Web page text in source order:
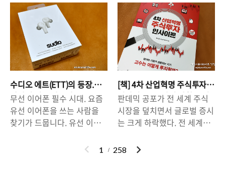
너이지만 보조금 100% 가능
한 (실제로는 100%아니지
만..) 모델Y RWD 차량을 한대
더 구입하고 싶을 정도로 매
력적인 가격입니다. 그래서
친구, 친척, 지인들에게 절호
의 기회(?)인 이번 5699 모델
Y 대란을 적극 활용..
적으로 '레퍼럴 코드(링크)'를
통해 차량을 구매할 경우 66
만원 추가 할인 + 3개월 EAP
기능 무료(500만원짜리 옵
션) 혜택이 제공되기 때문에
레퍼럴 코드를 이용해서 구매
하는 것이 유리합니다. - 66만
원 할인 레퍼럴코드 주소 :
https://www...
오 에트(SUDIO ETT)를 사용
하고 있었는데요, 이번에 T2
가 나왔다는 소식을 듣고
'T2'로 갈아탔습니다! '에트
(ETT)'도 분명 좋은 제품이지
만, T2를 귀에 꽂는 순간 갈아
타는 것으로 마음 먹었습니
다. * SUDIO T2 주요 스펙 *
- 작동 방식 : 터치 방식 - 무게
: 5.3g(이어폰 본체) - 방수 :
생활 방수 - 재생 시간 : 최대
케이스 충전 가능) - 노이즈
대세로 자리잡았습니다. 써
본 사람들은 무선 이어폰이
얼마나 편리한 줄 알기 때문
에 무선 이어폰의 세계에서
헤어나올 수 없습니다. 요즘
은 삼성과 LG에서도 무선 이
어폰을 많들고, 수 많은 제품
브랜드가 있기에 선택의 폭이
넓어졌습니다. 그렇지만 '쓸
만한' 무선 이어폰을 고르는
것은 언제나 고민일 수 밖에
제품 '에어팟프로'의 가격은
수디오 에트(ETT)의 등장.
감탄이 절로 나온다.
무선 이어폰 필수 시대. 요즘
유선 이어폰을 쓰는 사람을
찾기가 드뭅니다. 유선 이어
서조차 '유선' 제품은 점점 사
[책] 4차 산업혁명 주식투자
인사이트 - 투자의 방향을 짚
어주는 유용한 책.
판데믹 공포가 전 세계 주식
시장을 덮치면서 글로벌 증시
는 크게 하락했다. 전 세계가
는 실종되었고 감염에 대한
이
1 258
다